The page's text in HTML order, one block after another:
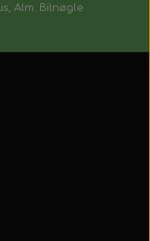
Alm. Bilnøgle